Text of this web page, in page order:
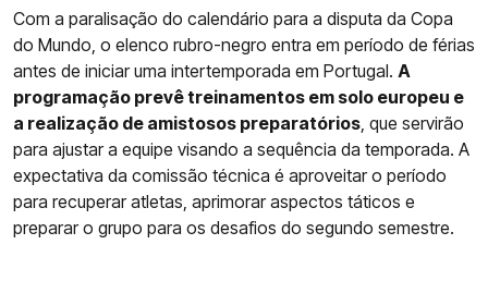
Com a paralisação do calendário para a disputa da Copa
do Mundo, o elenco rubro-negro entra em período de férias
antes de iniciar uma intertemporada em Portugal. A
programação prevê treinamentos em solo europeu e
a realização de amistosos preparatórios , que servirão
para ajustar a equipe visando a sequência da temporada. A
expectativa da comissão técnica é aproveitar o período
para recuperar atletas, aprimorar aspectos táticos e
preparar o grupo para os desafios do segundo semestre.